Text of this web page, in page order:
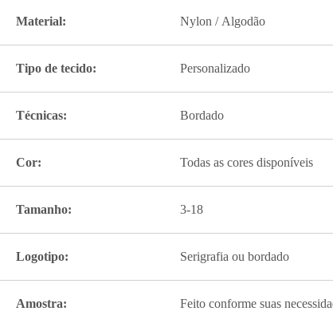
Material: Nylon / Algodão
Tipo de tecido: Personalizado
Técnicas: Bordado
Cor: Todas as cores disponíveis
Tamanho: 3-18
Logotipo: Serigrafia ou bordado
Amostra: Feito conforme suas